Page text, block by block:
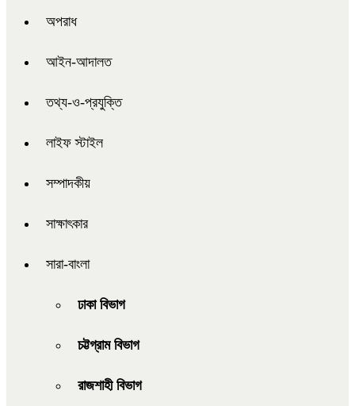
অপরাধ
আইন-আদালত
তথ্য-ও-প্রযুক্তি
লাইফ স্টাইল
সম্পাদকীয়
সাক্ষাৎকার
সারা-বাংলা
ঢাকা বিভাগ
চট্টগ্রাম বিভাগ
রাজশাহী বিভাগ